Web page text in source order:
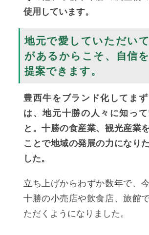
使用しています。
地元で愛していただい
があるからこそ、自信
提案できます。
豊西牛をブランド化してま
は、地元十勝の人々に知っ
と。十勝の食産業、観光産業
ことで地域の発展の力になり
した。
立ち上げからわずか数年で、
十勝の小売店や飲食店、旅館
ただくようになりました。